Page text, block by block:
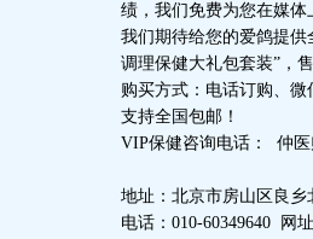
绩，我们免费为您在媒
我们期待给您的爱鸽提供
调理保健大礼包套装”，
购买方式：电话订购、
支持全国包邮！
VIP保健咨询电话： 仲医
地址：北京市房山区良
电话：010-60349640 网